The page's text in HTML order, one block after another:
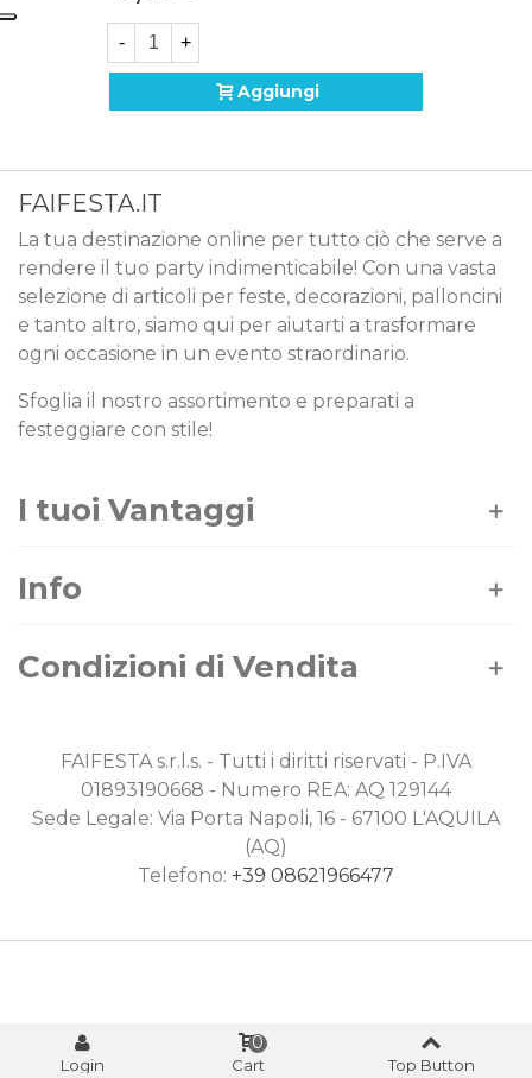
- +
Aggiungi
FAIFESTA.IT
La tua destinazione online per tutto ciò che serve a
rendere il tuo party indimenticabile! Con una vasta
selezione di articoli per feste, decorazioni, palloncini
e tanto altro, siamo qui per aiutarti a trasformare
ogni occasione in un evento straordinario.
Sfoglia il nostro assortimento e preparati a
festeggiare con stile!
I tuoi Vantaggi
Info
Condizioni di Vendita
FAIFESTA s.r.l.s. - Tutti i diritti riservati - P.IVA
01893190668 - Numero REA: AQ 129144
Sede Legale: Via Porta Napoli, 16 - 67100 L'AQUILA
(AQ)
Telefono: +39 08621966477
Login Cart
0
Top Button